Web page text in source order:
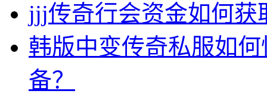
jjj传奇行会资金如何获
韩版中变传奇私服如
备？